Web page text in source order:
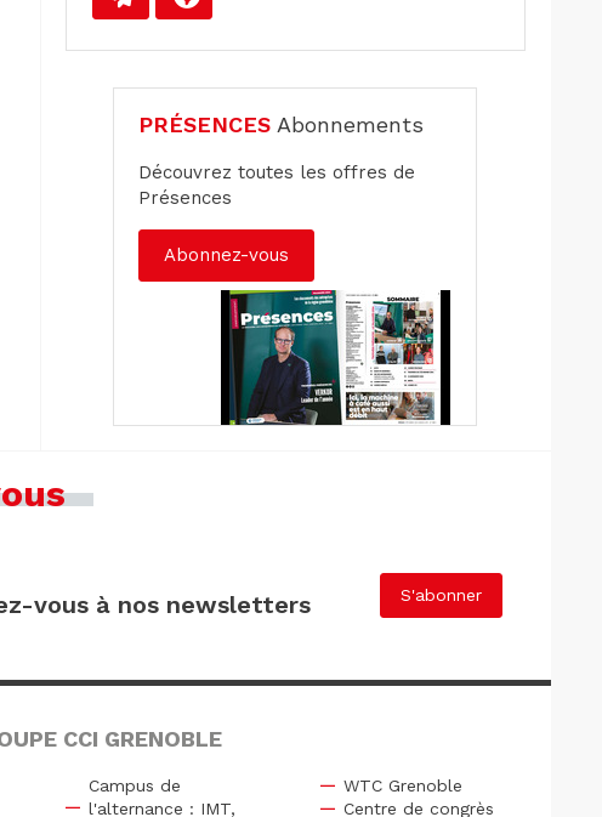
PRÉSENCES Abonnements
Découvrez toutes les offres de
Présences
Abonnez-vous
vous à nos newsletters S'abonner
CCI GRENOBLE
Campus de
l'alternance : IMT,
WTC Grenoble
Centre de congrès